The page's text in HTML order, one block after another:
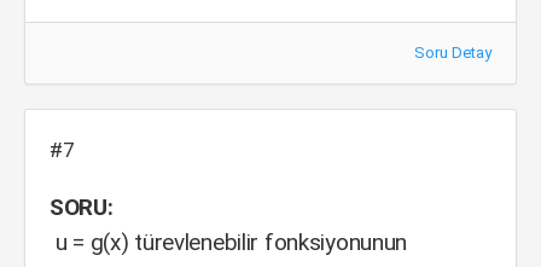
Soru Detay
#7
SORU:
u = g(x) türevlenebilir fonksiyonunun